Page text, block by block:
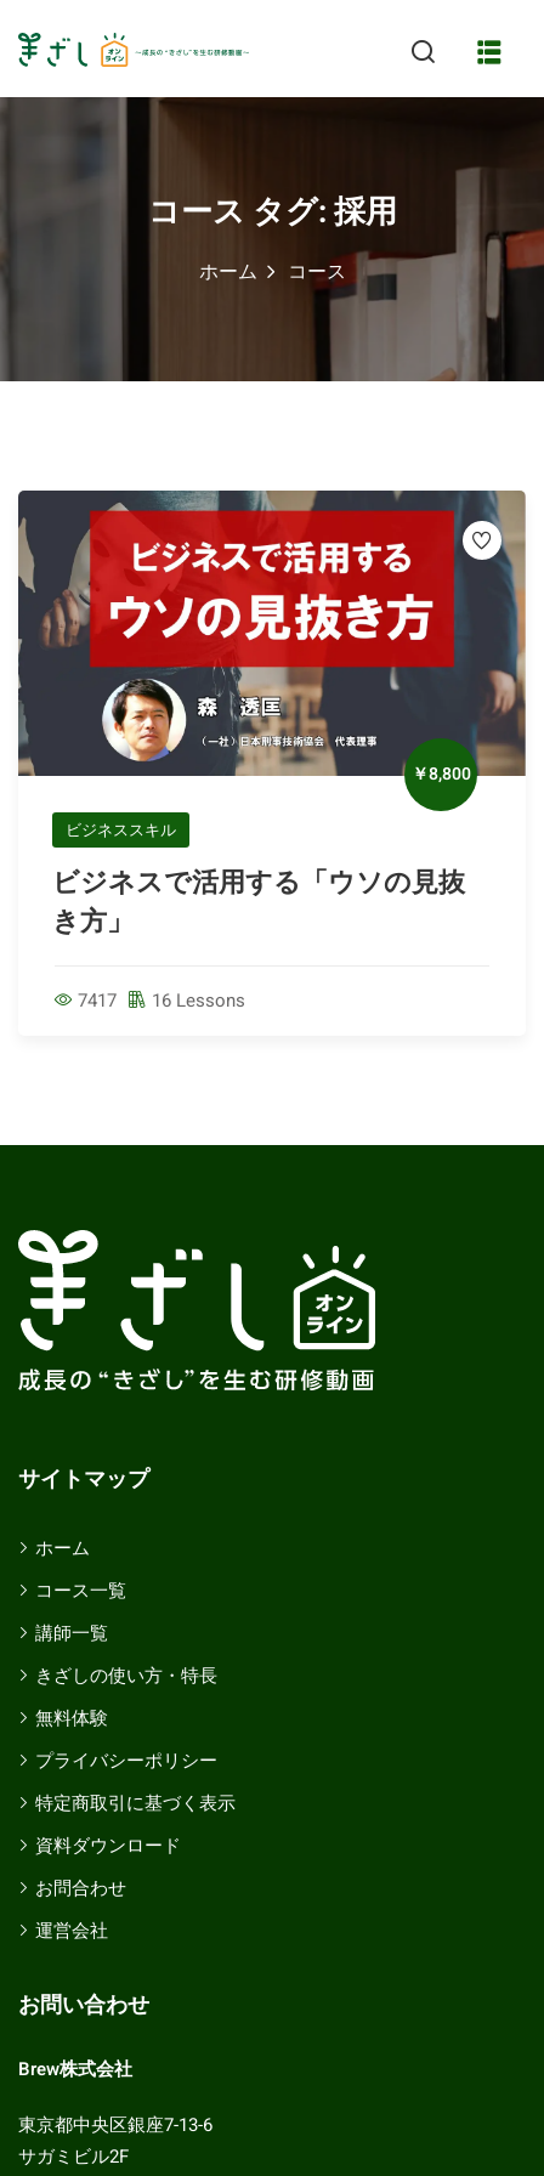
コース タグ:採用
ホーム コース
￥8,800
ビジネススキル
ビジネスで活用する「ウソの見抜
き方」
7417 16 Lessons
サイトマップ
ホーム
コース一覧
講師一覧
きざしの使い方・特長
無料体験
プライバシーポリシー
特定商取引に基づく表示
資料ダウンロード
お問合わせ
運営会社
お問い合わせ
Brew株式会社
東京都中央区銀座7-13-6
サガミビル2F